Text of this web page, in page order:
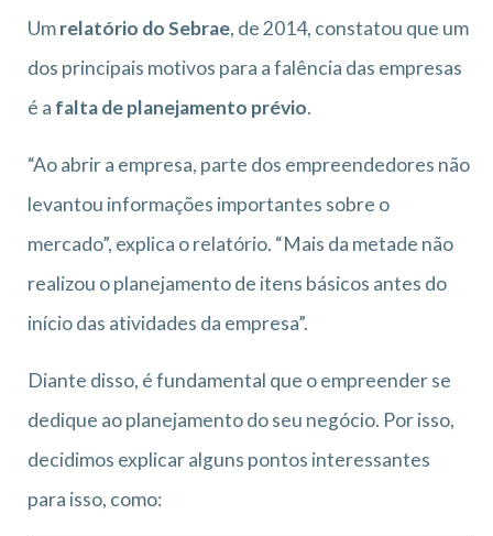
Umrelatório do Sebrae, de 2014, constatou que um
dos principais motivos para a falência das empresas
é a falta de planejamento prévio.
“Ao abrir a empresa, parte dos empreendedores não
levantou informações importantes sobre o
mercado”, explica o relatório. “Mais da metade não
realizou o planejamento de itens básicos antes do
início das atividades da empresa”.
Diante disso, é fundamental que o empreender se
dedique ao planejamento do seu negócio. Por isso,
decidimos explicar alguns pontos interessantes
para isso, como: